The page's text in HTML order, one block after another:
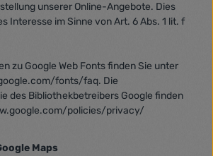
unserer Online-Angebote. Dies
Interesse im Sinne von Art. 6 Abs. 1 lit. f
zu Google Web Fonts finden Sie unter
fonts/faq. Die
des Bibliothekbetreibers Google finden
policies/privacy/
Maps